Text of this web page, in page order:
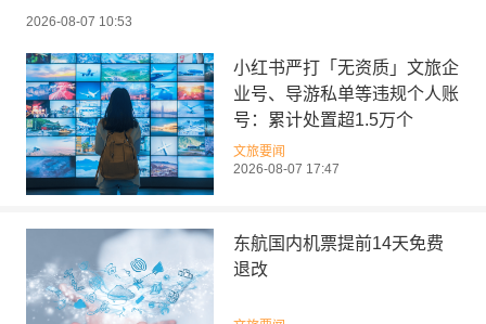
2026-08-07 10:53
小红书严打「无资质」文旅企
业号、导游私单等违规个人账
号：累计处置超1.5万个
文旅要闻
2026-08-07 17:47
东航国内机票提前14天免费
退改